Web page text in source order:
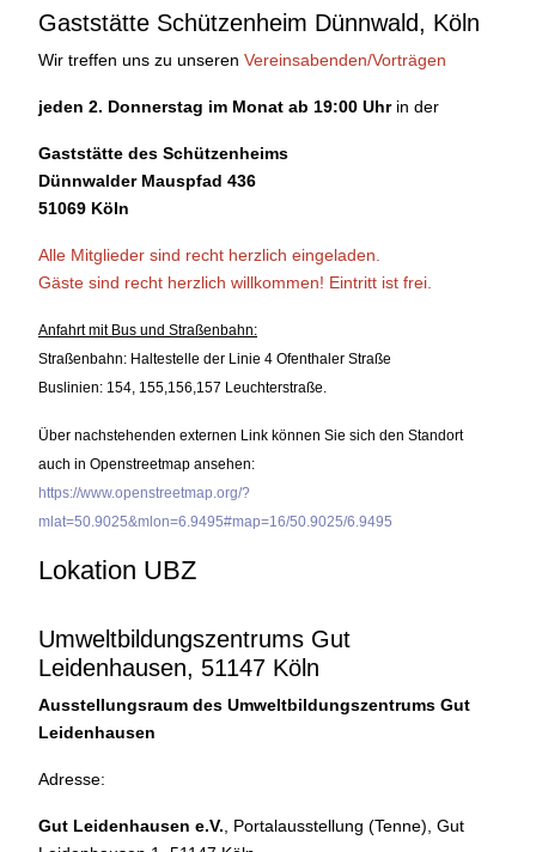
Gaststätte Schützenheim Dünnwald, Köln
Wir treffen uns zu unseren Vereinsabenden/Vorträgen
jeden 2. Donnerstag im Monat ab 19:00 Uhr in der
Gaststätte des Schützenheims
Dünnwalder Mauspfad 436
51069 Köln
Alle Mitglieder sind recht herzlich eingeladen.
Gäste sind recht herzlich willkommen! Eintritt ist frei.
Anfahrt mit Bus und Straßenbahn:
Straßenbahn: Haltestelle der Linie 4 Ofenthaler Straße
Buslinien: 154, 155,156,157 Leuchterstraße.
Über nachstehenden externen Link können Sie sich den Standort
auch in Openstreetmap ansehen:
https://www.openstreetmap.org/?
mlat=50.9025&mlon=6.9495#map=16/50.9025/6.9495
Lokation UBZ
Umweltbildungszentrums Gut
Leidenhausen, 51147 Köln
Ausstellungsraum des Umweltbildungszentrums Gut
Leidenhausen
Adresse:
Gut Leidenhausen e.V. , Portalausstellung (Tenne), Gut